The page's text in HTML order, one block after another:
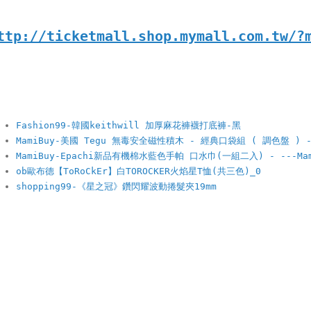
ticketmall.shop.mymall.com.tw/
Fashion99-韓國keithwill 加厚麻花褲襪打底褲-黑
MamiBuy-美國 Tegu 無毒安全磁性積木 - 經典口袋組 ( 調色盤 )
MamiBuy-Epachi新品有機棉水藍色手帕 口水巾(一組二入) - ---
ob歐布德【ToRoCkEr】白TOROCKER火焰星T恤(共三色)_0
shopping99-《星之冠》鑽閃耀波動捲髮夾19mm